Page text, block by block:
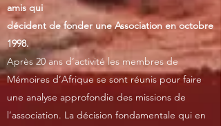
amis qui
décident de fonder une Association en octobre
1998.
Après 20 ans d’activité les membres de
Mémoires d’Afrique se sont réunis pour faire
une analyse approfondie des missions de
l’association. La décision fondamentale qui en